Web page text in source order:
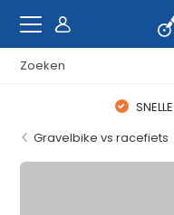
SNELLE
Gravelbike vs racefiets